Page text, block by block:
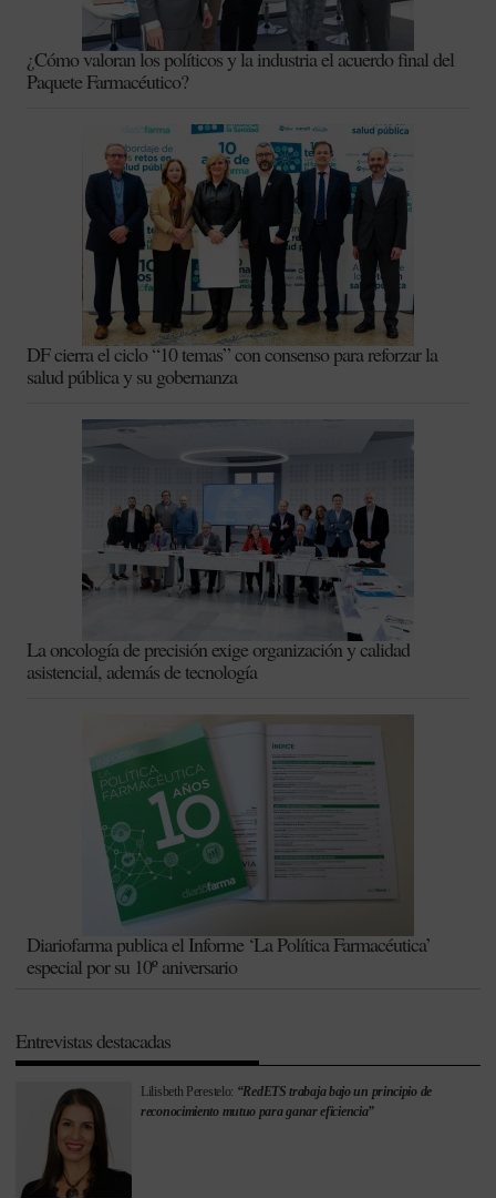
¿Cómo valoran los políticos y la industria el acuerdo final del
Paquete Farmacéutico?
DF cierra el ciclo “10 temas” con consenso para reforzar la
salud pública y su gobernanza
La oncología de precisión exige organización y calidad
asistencial, además de tecnología
Diariofarma publica el Informe ‘La Política Farmacéutica’
especial por su 10º aniversario
Entrevistas destacadas
Lilisbeth Perestelo: “RedETS trabaja bajo un principio de
reconocimiento mutuo para ganar eficiencia”